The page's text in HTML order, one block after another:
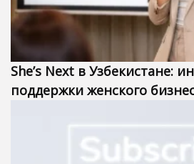
She’s Next в Узбекистане:
поддержки женского